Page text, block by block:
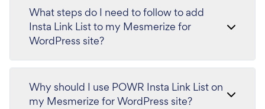
What steps do I need to follow to add
Insta Link List to my Mesmerize for
WordPress site?
Why should I use POWR Insta Link List on
my Mesmerize for WordPress site?